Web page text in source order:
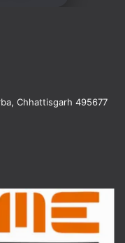
Chhattisgarh 495677